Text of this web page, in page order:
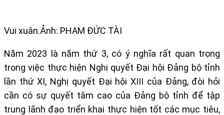
Vui xuân.Ảnh: PHẠM ĐỨC TÀI
Năm 2023 là năm thứ 3, có ý nghĩa rất quan trọng
trong việc thực hiện Nghị quyết Đại hội Đảng bộ tỉnh
lần thứ XI, Nghị quyết Đại hội XIII của Đảng, đòi hỏi
cần có sự quyết tâm cao của Đảng bộ tỉnh để tập
trung lãnh đạo triển khai thực hiện tốt các mục tiêu,